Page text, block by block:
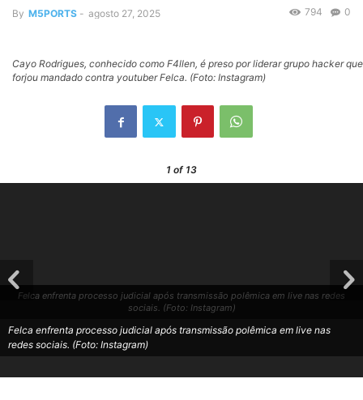
By M5PORTS - agosto 27, 2025 0
794
Cayo Rodrigues, conhecido como F4llen, é preso por liderar grupo hacker que
forjou mandado contra youtuber Felca. (Foto: Instagram)
1 of 13
Felca enfrenta processo judicial após transmissão polêmica em live nas redes
sociais. (Foto: Instagram)
Felca enfrenta processo judicial após transmissão polêmica em live nas
redes sociais. (Foto: Instagram)